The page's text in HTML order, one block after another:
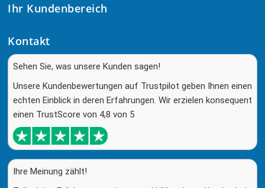
Ihr Kundenbereich
Kontakt
Sehen Sie, was unsere Kunden sagen!
Unsere Kundenbewertungen auf Trustpilot geben Ihnen einen
echten Einblick in deren Erfahrungen. Wir erzielen konsequent
einen TrustScore von 4,8 von 5
Ihre Meinung zählt!